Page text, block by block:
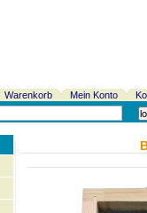
Warenkorb Mein Konto